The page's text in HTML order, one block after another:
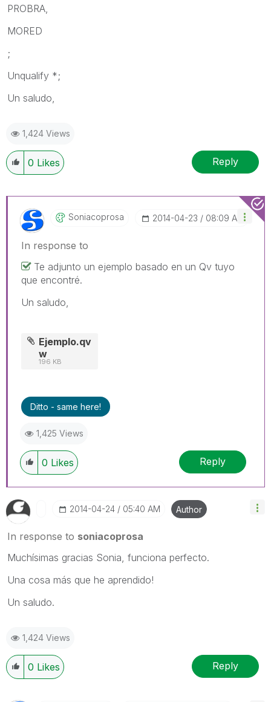
PROBRA,
MORED
;
Unqualify *;
Un saludo,
1,424 Views
0 Likes Reply
Soniacoprosa ‎2014-04-23 08:09 AM
In response to
Te adjunto un ejemplo basado en un Qv tuyo
que encontré.
Un saludo,
Ejemplo.qv
w
196 KB
Ditto - same here!
1,425 Views
0 Likes Reply
‎2014-04-24 05:40 AM Author
In response to soniacoprosa
Muchísimas gracias Sonia, funciona perfecto.
Una cosa más que he aprendido!
Un saludo.
1,424 Views
0 Likes Reply